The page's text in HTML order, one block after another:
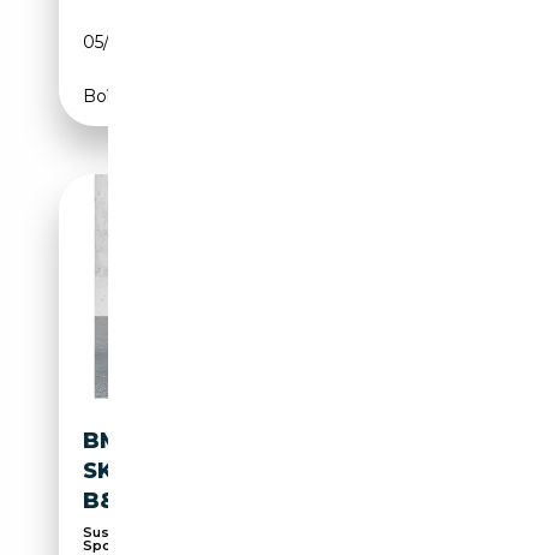
05/2025
Boîte automatique
BMW 740 D XDRIVE M SPORT
SKYLOUNGE DA/PA PROF
B&W AHK
Suspension pneumatique, Toit panoramique, Pack
Spo...